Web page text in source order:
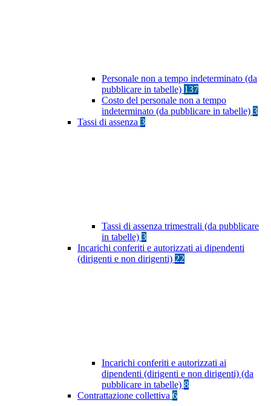
Personale non a tempo indeterminato (da
pubblicare in tabelle) 137
Costo del personale non a tempo
indeterminato (da pubblicare in tabelle) 3
Tassi di assenza 3
Tassi di assenza trimestrali (da pubblicare
in tabelle) 3
Incarichi conferiti e autorizzati ai dipendenti
(dirigenti e non dirigenti) 22
Incarichi conferiti e autorizzati ai
dipendenti (dirigenti e non dirigenti) (da
pubblicare in tabelle) 8
Contrattazione collettiva 6